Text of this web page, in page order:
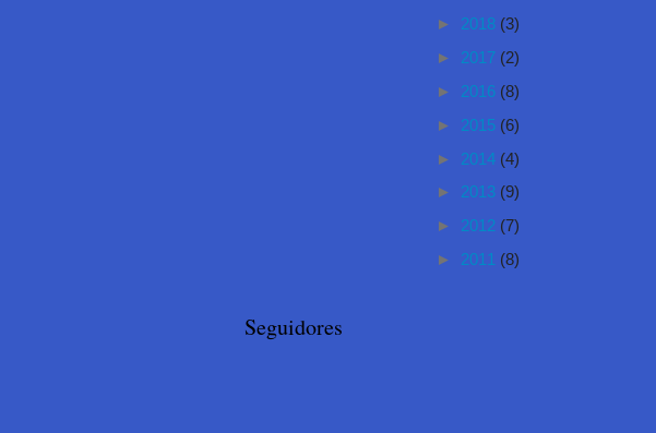
► 2018 (3)
► 2017 (2)
► 2016 (8)
► 2015 (6)
► 2014 (4)
► 2013 (9)
► 2012 (7)
► 2011 (8)
Seguidores